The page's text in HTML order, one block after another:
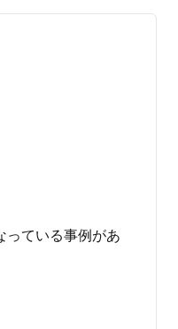
ている事例があ